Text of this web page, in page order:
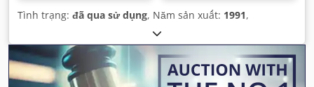
Tình trạng: đã qua sử dụng, Năm sản xuất: 1991,